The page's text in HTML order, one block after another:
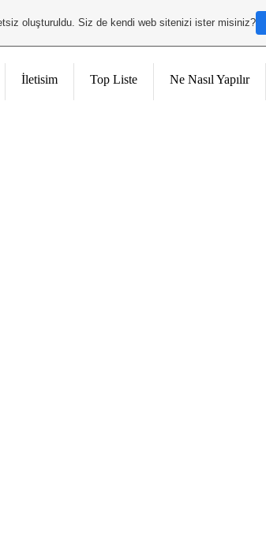
İletisim Top Liste Ne Nasıl Yapılır
oluşturuldu. Siz de kendi web sitenizi ister misiniz?